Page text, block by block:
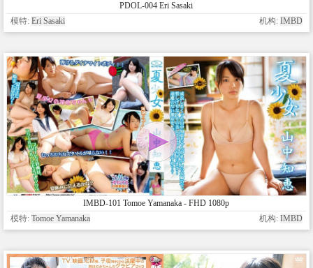
PDOL-004 Eri Sasaki
模特: Eri Sasaki 机构: IMBD
IMBD-101 Tomoe Yamanaka - FHD 1080p
模特: Tomoe Yamanaka 机构: IMBD